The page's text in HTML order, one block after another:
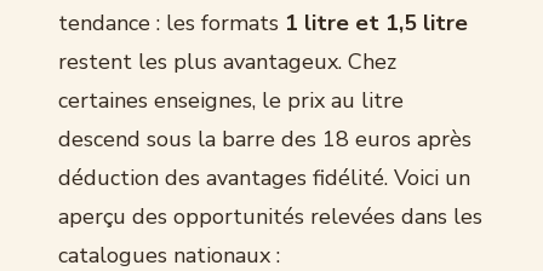
tendance : les formats 1 litre et 1,5 litre
restent les plus avantageux. Chez
certaines enseignes, le prix au litre
descend sous la barre des 18 euros après
déduction des avantages fidélité. Voici un
aperçu des opportunités relevées dans les
catalogues nationaux :